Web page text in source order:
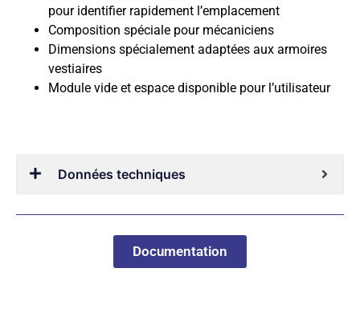
pour identifier rapidement l’emplacement
Composition spéciale pour mécaniciens
Dimensions spécialement adaptées aux armoires
vestiaires
Module vide et espace disponible pour l’utilisateur
Données techniques
Documentation